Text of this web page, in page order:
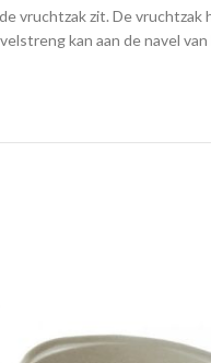
vruchtzak zit. De
kan aan de navel